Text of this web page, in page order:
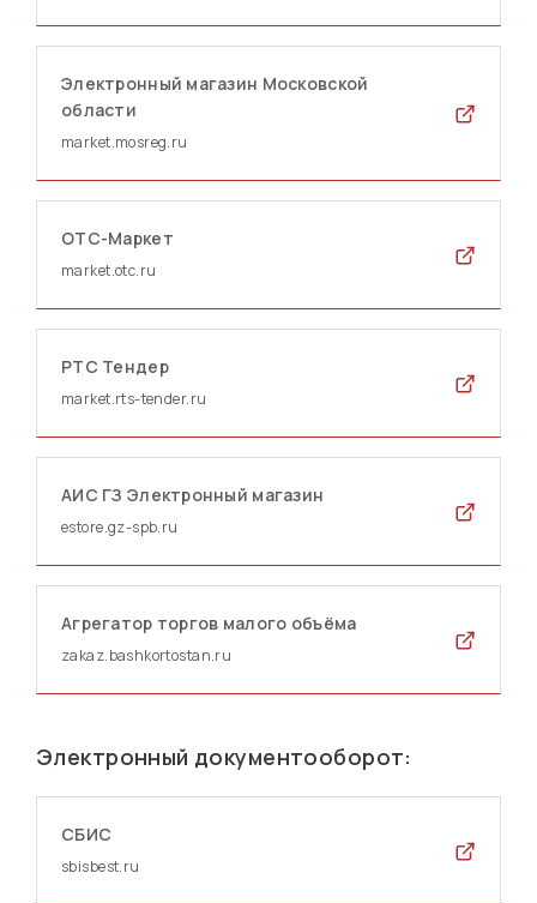
Электронный магазин Московской
области
market.mosreg.ru
ОТС-Маркет
market.otc.ru
РТС Тендер
market.rts-tender.ru
АИС ГЗ Электронный магазин
estore.gz-spb.ru
Агрегатор торгов малого объёма
zakaz.bashkortostan.ru
Электронный документооборот:
СБИС
sbisbest.ru